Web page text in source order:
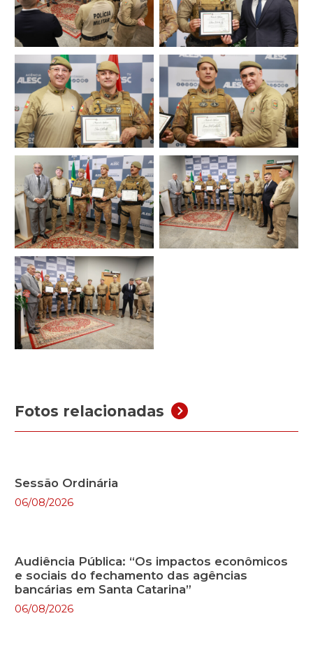
Fotos relacionadas
Sessão Ordinária
06/08/2026
Audiência Pública: “Os impactos econômicos
e sociais do fechamento das agências
bancárias em Santa Catarina”
06/08/2026